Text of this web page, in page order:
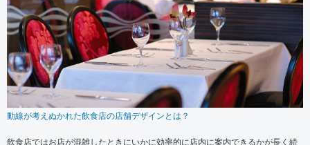
動線が考えぬかれた飲食店の店舗デザインとは？
飲食店ではお店が混雑したときにいかに効率的に店内に案内できるかが長く続